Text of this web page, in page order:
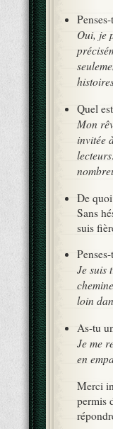
Oui, je
Quel
Mon
invitée
De
Sans
suis
Je suis
loin
As-tu
Je me
en
Merci
permis